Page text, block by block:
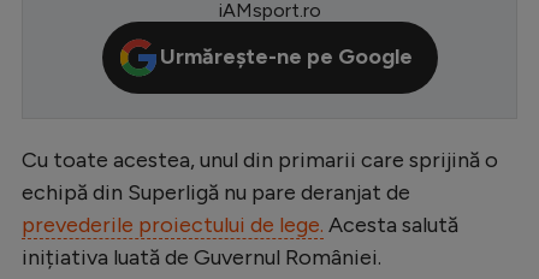
Premier League
LaLiga
Bundesliga
Ligue 1
Campionate
iAMsport.ro
Urmărește-ne pe Google
Cu toate acestea, unul din primarii care sprijină o
echipă din Superligă nu pare deranjat de
prevederile proiectului de lege. Acesta salută
inițiativa luată de Guvernul României.